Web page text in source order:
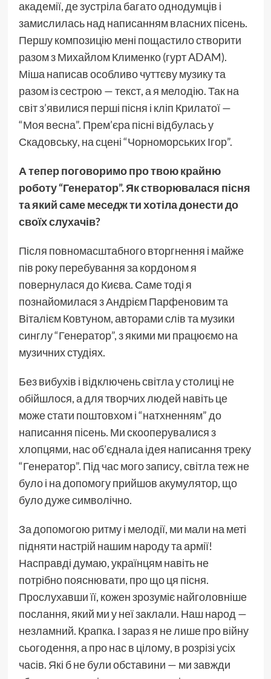
академії, де зустріла багато однодумців і
замислилась над написанням власних пісень.
Першу композицію мені пощастило створити
разом з Михайлом Клименко (гурт ADAM).
Міша написав особливо чуттєву музику та
разом із сестрою — текст, а я мелодію. Так на
світ з’явилися перші пісня і кліп Крилатої —
“Моя весна”. Прем’єра пісні відбулась у
Скадовську, на сцені “Чорноморських Ігор”.
А тепер поговоримо про твою крайню
роботу “Генератор”. Як створювалася пісня
та який саме меседж ти хотіла донести до
своїх слухачів?
Після повномасштабного вторгнення і майже
пів року перебування за кордоном я
повернулася до Києва. Саме тоді я
познайомилася з Андрієм Парфеновим та
Віталієм Ковтуном, авторами слів та музики
синглу “Генератор”, з якими ми працюємо на
музичних студіях.
Без вибухів і відключень світла у столиці не
обійшлося, а для творчих людей навіть це
може стати поштовхом і “натхненням” до
написання пісень. Ми скооперувалися з
хлопцями, нас об’єднала ідея написання треку
“Генератор”. Під час мого запису, світла теж не
було і на допомогу прийшов акумулятор, що
було дуже символічно.
За допомогою ритму і мелодії, ми мали на меті
підняти настрій нашим народу та армії!
Насправді думаю, українцям навіть не
потрібно пояснювати, про що ця пісня.
Прослухавши її, кожен зрозуміє найголовніше
послання, який ми у неї заклали. Наш народ —
незламний. Крапка. І зараз я не лише про війну
сьогодення, а про нас в цілому, в розрізі усіх
часів. Які б не були обставини — ми завжди